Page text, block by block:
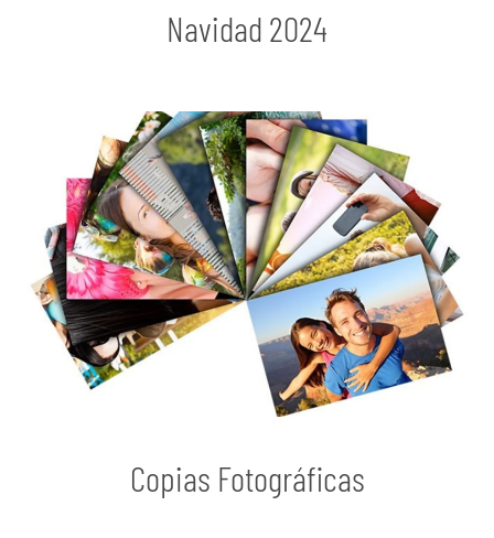
Navidad 2024
Copias Fotográficas